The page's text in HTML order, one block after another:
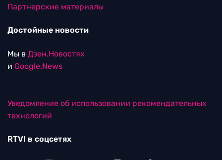
Партнерские материалы
Достойные новости
Мы в Дзен.Новостях
и Google.News
Уведомление об использовании рекомендательных
технологий
RTVI в соцсетях